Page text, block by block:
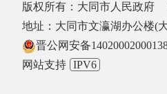
版权所有：大同市人民政府
地址：大同市文瀛湖办公楼(
晋公网安备
网站支持 IPV6